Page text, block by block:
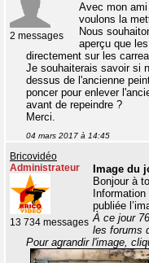
2 messages
Avec mon
voulons la
Nous
aperçu que
directement sur les
Je souhaiterais savoir si
dessus de l'ancienne
poncer pour enlever
avant de repeindre ?
Merci.
04 mars 2017 à 14:45
Bricovidéo
Administrateur
13 734 messages
Image du
Bonjour à
publiée
À ce jour
les forums
Pour agrandir l'image,